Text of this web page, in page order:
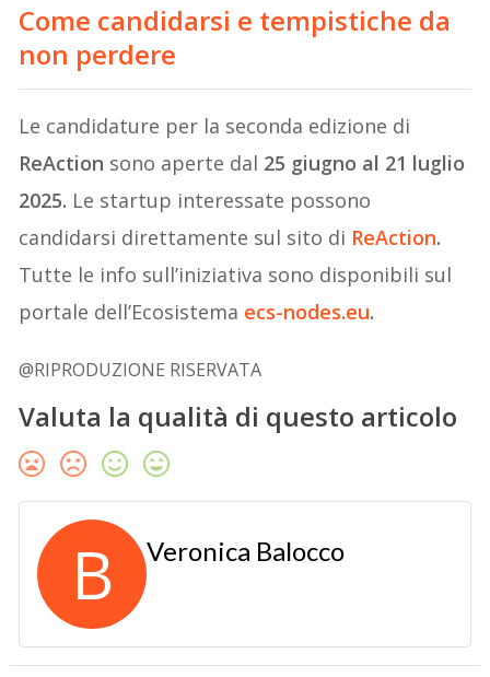
Come candidarsi e tempistiche da
non perdere
Le candidature per la seconda edizione di
ReAction sono aperte dal 25 giugno al 21 luglio
2025. Le startup interessate possono
candidarsi direttamente sul sito di ReAction.
Tutte le info sull’iniziativa sono disponibili sul
portale dell’Ecosistema ecs-nodes.eu.
@RIPRODUZIONE RISERVATA
Valuta la qualità di questo articolo
B Veronica Balocco